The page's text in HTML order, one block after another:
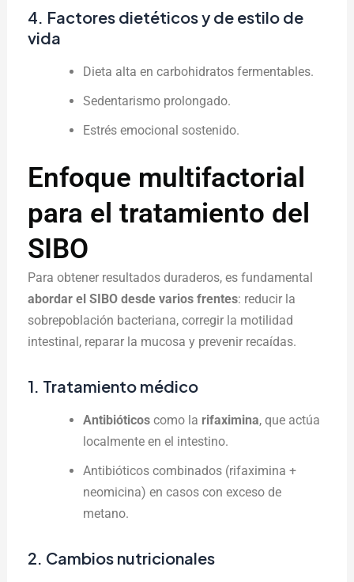
4. Factores dietéticos y de estilo de
vida
Dieta alta en carbohidratos fermentables.
Sedentarismo prolongado.
Estrés emocional sostenido.
Enfoque multifactorial
para el tratamiento del
SIBO
Para obtener resultados duraderos, es fundamental
abordar el SIBO desde varios frentes: reducir la
sobrepoblación bacteriana, corregir la motilidad
intestinal, reparar la mucosa y prevenir recaídas.
1. Tratamiento médico
Antibióticoscomo la rifaximina, que actúa
localmente en el intestino.
Antibióticos combinados (rifaximina +
neomicina) en casos con exceso de
metano.
2. Cambios nutricionales